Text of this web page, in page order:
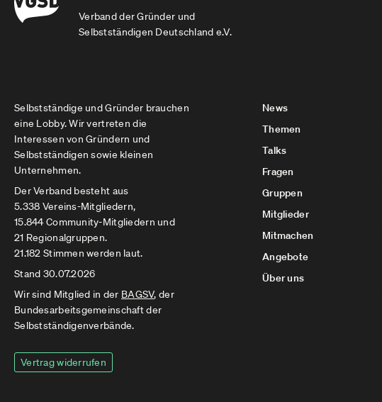
Verband der Gründer und
Selbstständigen Deutschland e.V.
Selbstständige und Gründer brauchen
eine Lobby. Wir vertreten die
Interessen von Gründern und
Selbstständigen sowie kleinen
Unternehmen.
Der Verband besteht aus
5.338 Vereins-Mitgliedern,
15.844 Community-Mitgliedern und
21 Regionalgruppen.
21.182 Stimmen werden laut.
Stand 30.07.2026
Wir sind Mitglied in der BAGSV, der
Bundesarbeitsgemeinschaft der
Selbstständigenverbände.
Vertrag widerrufen
News
Themen
Talks
Fragen
Gruppen
Mitglieder
Mitmachen
Angebote
Über uns